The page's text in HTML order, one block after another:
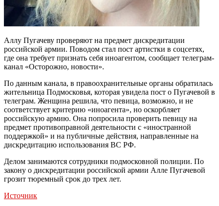
Аллу Пугачеву проверяют на предмет дискредитации
российской армии. Поводом стал пост артистки в соцсетях,
где она требует признать себя иноагентом, сообщает телеграм-
канал «Осторожно, новости».
По данным канала, в правоохранительные органы обратилась
жительница Подмосковья, которая увидела пост о Пугачевой в
телеграм. Женщина решила, что певица, возможно, и не
соответствует критерию «иноагента», но оскорбляет
российскую армию. Она попросила проверить певицу на
предмет противоправной деятельности с «иностранной
поддержкой» и на публичные действия, направленные на
дискредитацию использования ВС РФ.
Делом занимаются сотрудники подмосковной полиции. По
закону о дискредитации российской армии Алле Пугачевой
грозит тюремный срок до трех лет.
Источник